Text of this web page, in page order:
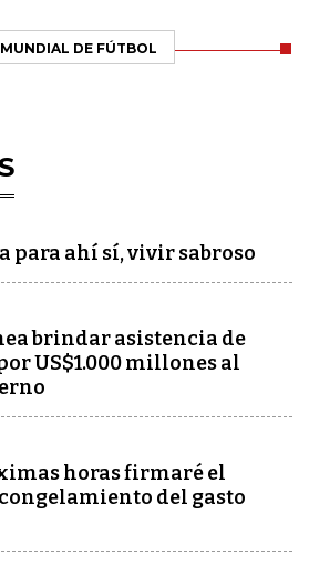
DE FÚTBOL
para ahí sí, vivir sabroso
brindar asistencia de
US$1.000 millones al
horas firmaré el
del gasto